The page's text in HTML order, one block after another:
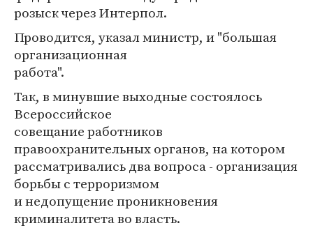
розыск через Интерпол.
Проводится, указал министр, и "большая
организационная
работа".
Так, в минувшие выходные состоялось
Всероссийское
совещание работников
правоохранительных органов, на котором
рассматривались два вопроса - организация
борьбы с терроризмом
и недопущение проникновения
криминалитета во власть.